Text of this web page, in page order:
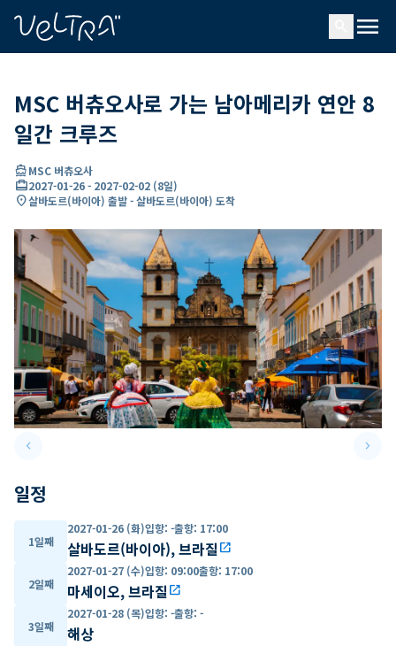
menu
MSC 버츄오사로 가는 남아메리카 연안 8
일간 크루즈
directions_boatMSC 버츄오사
card_travel2027-01-26- 2027-02-02 (8일)
location_on살바도르(바이아) 출발 - 살바도르(바이아) 도착
keyboard_arrow_leftPrevious slide keyboard_arrow_right
일정
1일째
2027-01-26 (화)입항: -출항: 17:00
살바도르(바이아), 브라질open_in_new
2일째
2027-01-27 (수)입항: 09:00출항: 17:00
마세이오, 브라질open_in_new
3일째
2027-01-28 (목)입항: -출항: -
해상